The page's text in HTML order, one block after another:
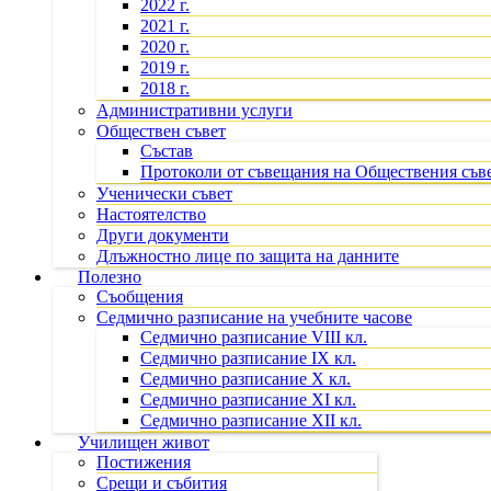
2022 г.
2021 г.
2020 г.
2019 г.
2018 г.
Административни услуги
Обществен съвет
Състав
Протоколи от съвещания на Обществения
Ученически съвет
Настоятелство
Други документи
Длъжностно лице по защита на данните
Полезно
Съобщения
Седмично разписание на учебните часове
Седмично разписание VIII кл.
Седмично разписание IX кл.
Седмично разписание X кл.
Седмично разписание XI кл.
Седмично разписание XII кл.
Училищен живот
Постижения
Срещи и събития